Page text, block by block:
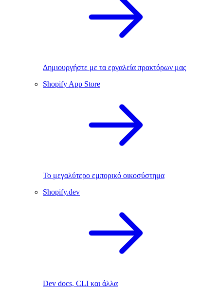
Δημιουργήστε με τα εργαλεία πρακτόρων μας
Shopify App Store
Το μεγαλύτερο εμπορικό οικοσύστημα
Shopify.dev
Dev docs, CLI και άλλα